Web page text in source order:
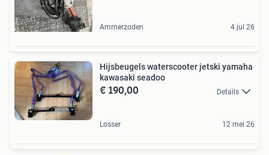
Ammerzoden 4 jul 26
Hijsbeugels waterscooter jetski yamaha
kawasaki seadoo
€ 190,00 Details
Losser 12 mei 26